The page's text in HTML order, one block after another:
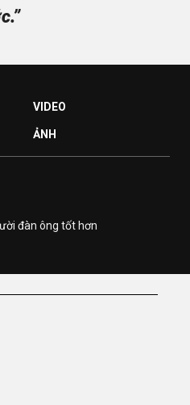
VIDEO
ẢNH
đàn ông tốt hơn